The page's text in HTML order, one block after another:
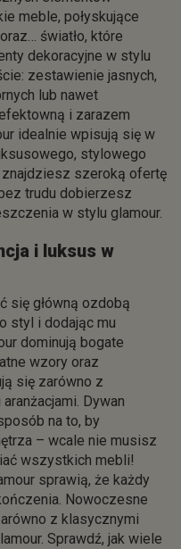
meble, połyskujące
światło, które
dekoracyjne w stylu
zestawienie jasnych,
lub nawet
i zarazem
idealnie wpisują się w
stylowego
szeroką ofertę
trudu dobierzesz
w stylu glamour.
i luksus w
się główną ozdobą
styl i dodając mu
dominują bogate
wzory oraz
się zarówno z
Dywan
na to, by
– wcale nie musisz
wszystkich mebli!
sprawią, że każdy
Nowoczesne
z klasycznymi
Sprawdź, jak wiele